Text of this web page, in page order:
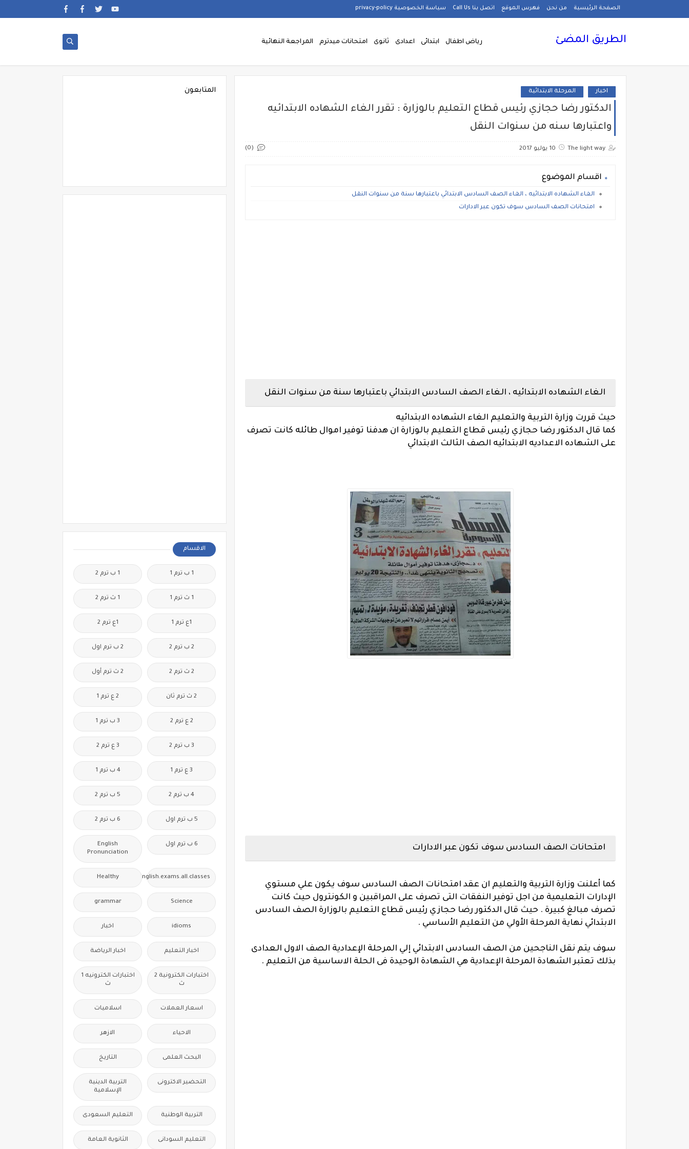
الصفحة الرئيسية من نحن فهرس الموقع اتصل بنا Call Us سياسة الخصوصية privacy-policy
الطريق المضئ رياض اطفال ابتدائى اعدادى ثانوى امتحانات ميدترم المراجعة النهائية
اخبار المرحلة الابتدائية
الدكتور رضا حجازي رئيس قطاع التعليم بالوزارة : تقرر الغاء الشهاده الابتدائيه
واعتبارها سنه من سنوات النقل
The light way 10 يوليو 2017 (0)
اقسام الموضوع
الغاء الشهاده الابتدائيه ، الغاء الصف السادس الابتدائي باعتبارها سنة من سنوات النقل
امتحانات الصف السادس سوف تكون عبر الادارات
الغاء الشهاده الابتدائيه ، الغاء الصف السادس الابتدائي باعتبارها سنة من سنوات النقل
حيث قررت وزارة التربية والتعليم الغاء الشهاده الابتدائيه
كما قال الدكتور رضا حجازي رئيس قطاع التعليم بالوزارة ان هدفنا توفير اموال طائله كانت تصرف
على الشهاده الاعداديه الابتدائيه الصف الثالث الابتدائي
امتحانات الصف السادس سوف تكون عبر الادارات
كما أعلنت وزارة التربية والتعليم ان عقد امتحانات الصف السادس سوف يكون علي مستوي
الإدارات التعليمية من اجل توفير النفقات التى تصرف على المراقبين و الكونترول حيث كانت
تصرف مبالغ كبيرة . حيث قال الدكتور رضا حجازي رئيس قطاع التعليم بالوزارة الصف السادس
الابتدائي نهاية المرحلة الأولي من التعليم الأساسي .
سوف يتم نقل الناجحين من الصف السادس الابتدائي إلي المرحلة الإعدادية الصف الاول العدادى
بذلك تعتبر الشهادة المرحلة الإعدادية هي الشهادة الوحيدة فى الحلة الاساسية من التعليم .
المتابعون
الاقسام
1 ب ترم 1 1 ب ترم 2
1 ث ترم 1 1 ث ترم 2
1ع ترم 1 1ع ترم 2
2 ب ترم 2 2 ب ترم اول
2 ث ترم 2 2 ث ترم أول
2 ث ترم ثان 2 ع ترم 1
2 ع ترم 2 3 ب ترم 1
3 ب ترم 2 3 ع ترم 2
3 ع ترم 1 4 ب ترم 1
4 ب ترم 2 5 ب ترم 2
5 ب ترم اول 6 ب ترم 2
6 ب ترم اول
English
Pronunciation
Free.English.exams.all.classes
Healthy
Science
grammar
idioms اخبار
اخبار التعليم اخبار الرياضة
اختبارات الكترونية 2
ث
اختبارات الكترونيه 1
ث
اسعار العملات اسلاميات
الاحياء الازهر
البحث العلمى التاريخ
التحضير الاكترونى
التربية الدينية
الإسلامية
التربية الوطنية التعليم السعودى
التعليم السودانى الثانوية العامة